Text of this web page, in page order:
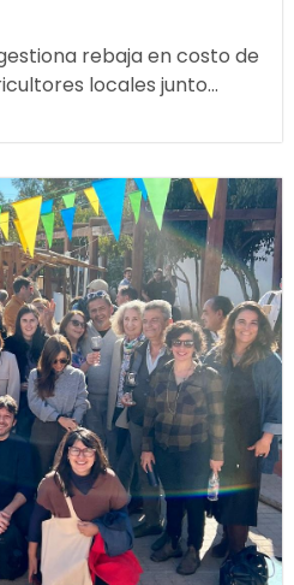
rebaja en costo de
locales junto...